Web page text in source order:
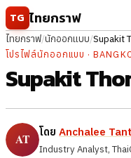
ข้ามไปยังเนื้อหา
TG ไทยกราฟ
ไทยกราฟ/นักออกแบบ/Supakit
โปรไฟล์นักออกแบบ ·
Supakit
โดย Anchalee
Industry Analyst,